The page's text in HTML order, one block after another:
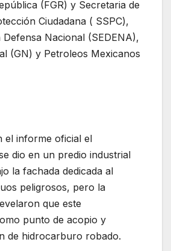
(FGR) y Secretaria de
Ciudadana ( SSPC),
Nacional (SEDENA),
(GN) y Petroleos Mexicanos
el informe oficial el
dio en un predio industrial
la fachada dedicada al
peligrosos, pero la
que este
punto de acopio y
de hidrocarburo robado.